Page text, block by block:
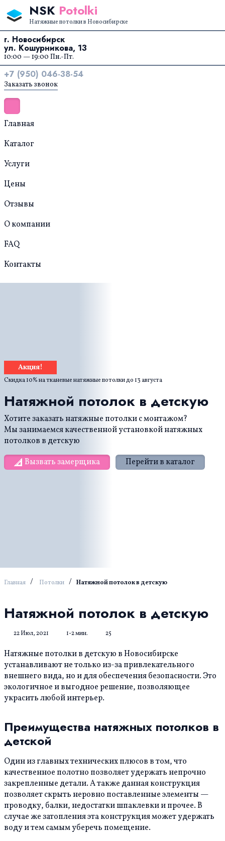
Перейти к содержанию
NSK Potolki
Натяжные потолки в Новосибирске
г. Новосибирск
ул. Кошурникова, 13
10:00 — 19:00 Пн.-Пт.
+7 (950) 046-38-54
Заказать звонок
Главная
Каталог
Услуги
Цены
Отзывы
О компании
FAQ
Контакты
Акция!
Скидка 10% на тканевые натяжные потолки до 13 августа
Натяжной потолок в детскую
Хотите заказать натяжные потолки с монтажом?
Мы занимаемся качественной установкой натяжных
потолков в детскую
Вызвать замерщика
Перейти в каталог
Главная / Потолки / Натяжной потолок в детскую
Натяжной потолок в детскую
22 Июл, 2021 1-2 мин. 25
Натяжные потолки в детскую в Новосибирске
устанавливают не только из-за привлекательного
внешнего вида, но и для обеспечения безопасности. Это
экологичное и выгодное решение, позволяющее
украсить любой интерьер.
Преимущества натяжных потолков в
детской
Один из главных технических плюсов в том, что
качественное полотно позволяет удержать непрочно
закрепленные детали. А также данная конструкция
позволяет скрыть неровно поставленные элементы —
проводку, балки, недостатки шпаклевки и прочее. В
случае же затопления эта конструкция может удержать
воду и тем самым уберечь помещение.